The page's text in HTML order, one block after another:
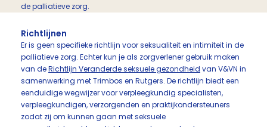
de palliatieve zorg.
Richtlijnen
Er is geen specifieke richtlijn voor seksualiteit en intimiteit in de
palliatieve zorg. Echter kun je als zorgverlener gebruik maken
van deRichtlijn Veranderde seksuele gezondheid van V&VN in
samenwerking met Trimbos en Rutgers. De richtlijn biedt een
eenduidige wegwijzer voor verpleegkundig specialisten,
verpleegkundigen, verzorgenden en praktijkondersteuners
zodat zij om kunnen gaan met seksuele